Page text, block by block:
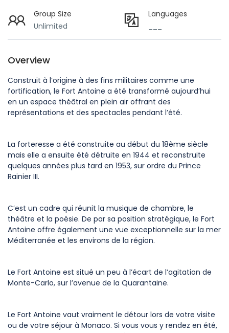
Group Size
Unlimited
Languages
Overview
Construit à l’origine à des fins militaires comme une
fortification, le Fort Antoine a été transformé aujourd’hui
en un espace théâtral en plein air offrant des
représentations et des spectacles pendant l’été.
La forteresse a été construite au début du 18ème siècle
mais elle a ensuite été détruite en 1944 et reconstruite
quelques années plus tard en 1953, sur ordre du Prince
Rainier III.
C’est un cadre qui réunit la musique de chambre, le
théâtre et la poésie. De par sa position stratégique, le Fort
Antoine offre également une vue exceptionnelle sur la mer
Méditerranée et les environs de la région.
Le Fort Antoine est situé un peu à l’écart de l’agitation de
Monte-Carlo, sur l’avenue de la Quarantaine.
Le Fort Antoine vaut vraiment le détour lors de votre visite
ou de votre séjour à Monaco. Si vous vous y rendez en été,